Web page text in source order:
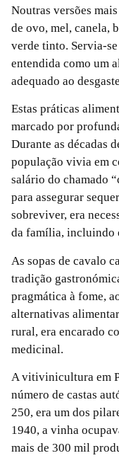
Noutras versões
de ovo, mel, canela,
verde tinto. Servia-
entendida como um
adequado ao
Estas práticas
marcado por
Durante as décadas
população vivia em
salário do chamado
para assegurar
sobreviver, era
da família, incluindo
As sopas de cavalo
tradição
pragmática à fome,
alternativas
rural, era encarado
medicinal.
A vitivinicultura em
número de castas
250, era um dos
1940, a vinha
mais de 300 mil